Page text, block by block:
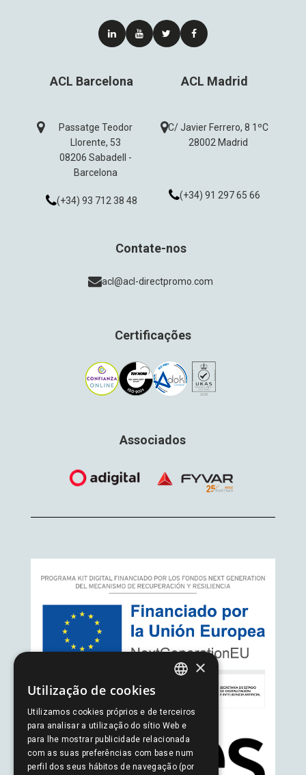
ACL Barcelona
Passatge Teodor
Llorente, 53
08206 Sabadell -
Barcelona
(+34) 93 712 38 48
Contate-nos
acl@acl-directpromo.com
ACL Madrid
C/ Javier Ferrero, 8 1ºC
28002 Madrid
(+34) 91 297 65 66
Certificações
Associados
PORTUGUESE
ENGLISH
×
Utilização de cookies
Utilizamos cookies próprios e de terceiros
para analisar a utilização do sítio Web e
para lhe mostrar publicidade relacionada
com as suas preferências com base num
perfil dos seus hábitos de navegação (por